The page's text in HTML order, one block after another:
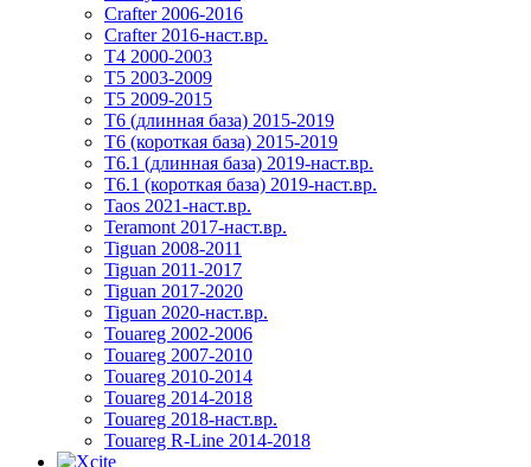
Crafter 2006-2016
Crafter 2016-наст.вр.
T4 2000-2003
T5 2003-2009
T5 2009-2015
T6 (длинная база) 2015-2019
Т6 (короткая база) 2015-2019
T6.1 (длинная база) 2019-наст.вр.
T6.1 (короткая база) 2019-наст.вр.
Taos 2021-наст.вр.
Teramont 2017-наст.вр.
Tiguan 2008-2011
Tiguan 2011-2017
Tiguan 2017-2020
Tiguan 2020-наст.вр.
Touareg 2002-2006
Touareg 2007-2010
Touareg 2010-2014
Touareg 2014-2018
Touareg 2018-наст.вр.
Touareg R-Line 2014-2018